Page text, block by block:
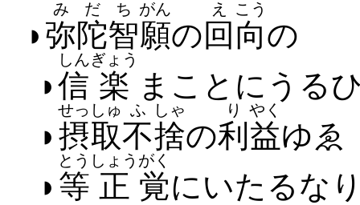
◗ 弥陀
みだ
智
ち
願
がん
の回
え
向
こう
の
◗信
しん
楽
ぎょう
まことに​うる​
◗ 摂取
せっしゅ
不
ふ
捨
しゃ
の利
り
益
やく
ゆゑ
◗ 等
とう
正
しょう
覚
がく
に​いたる​な